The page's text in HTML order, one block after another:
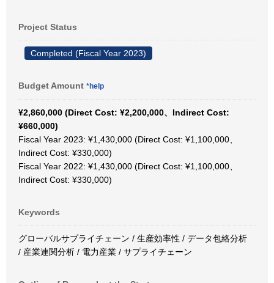
Project Status
Completed (Fiscal Year 2023)
Budget Amount *help
¥2,860,000 (Direct Cost: ¥2,200,000、Indirect Cost:
¥660,000)
Fiscal Year 2023: ¥1,430,000 (Direct Cost: ¥1,100,000、
Indirect Cost: ¥330,000)
Fiscal Year 2022: ¥1,430,000 (Direct Cost: ¥1,100,000、
Indirect Cost: ¥330,000)
Keywords
グローバルサプライチェーン / 生産効率性 / データ包絡分析
/ 産業連関分析 / 電力産業 / サプライチェーン